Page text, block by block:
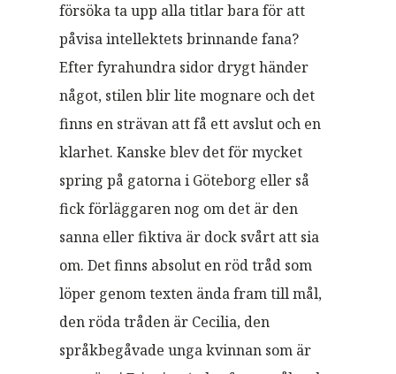
försöka ta upp alla titlar bara för att
påvisa intellektets brinnande fana?
Efter fyrahundra sidor drygt händer
något, stilen blir lite mognare och det
finns en strävan att få ett avslut och en
klarhet. Kanske blev det för mycket
spring på gatorna i Göteborg eller så
fick förläggaren nog om det är den
sanna eller fiktiva är dock svårt att sia
om. Det finns absolut en röd tråd som
löper genom texten ända fram till mål,
den röda tråden är Cecilia, den
språkbegåvade unga kvinnan som är